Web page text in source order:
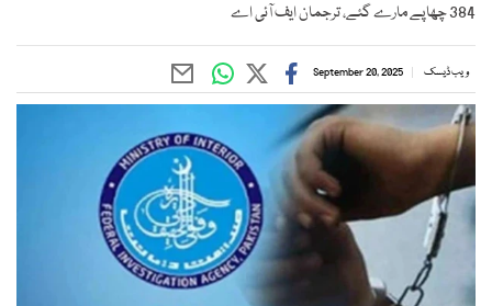
384 چھاپے مارے گئے، ترجمان ایف آئی اے
ویب ڈیسک September 20, 2025